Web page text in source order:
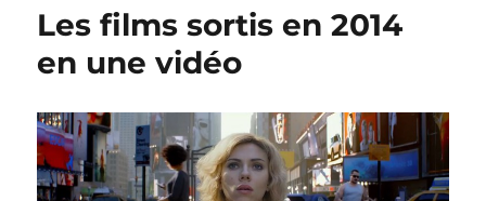
Les films sortis en 2014
en une vidéo